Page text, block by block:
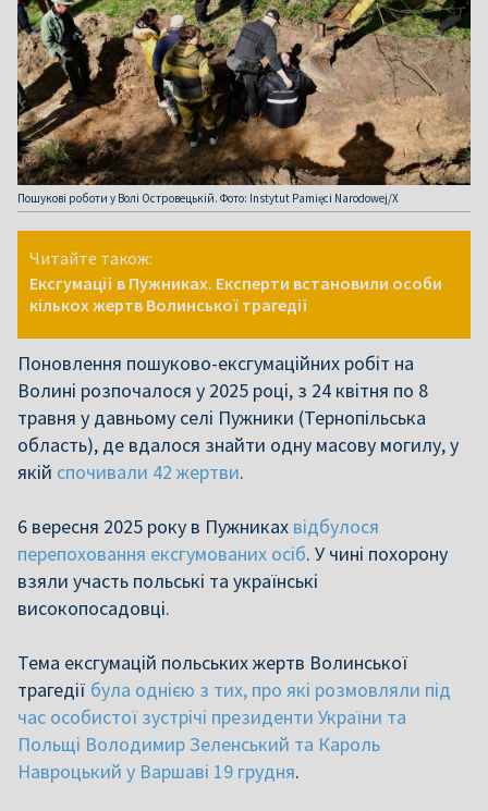
Пошукові роботи у Волі Островецькій. Фото: Instytut Pamięci Narodowej/X
Читайте також:
Ексгумації в Пужниках. Експерти встановили особи
кількох жертв Волинської трагедії
Поновлення пошуково-ексгумаційних робіт на
Волині розпочалося у 2025 році, з 24 квітня по 8
травня у давньому селі Пужники (Тернопільська
область), де вдалося знайти одну масову могилу, у
якій спочивали 42 жертви.
6 вересня 2025 року в Пужниках відбулося
перепоховання ексгумованих осіб. У чині похорону
взяли участь польські та українські
високопосадовці.
Тема ексгумацій польських жертв Волинської
трагедії була однією з тих, про які розмовляли під
час особистої зустрічі президенти України та
Польщі Володимир Зеленський та Кароль
Навроцький у Варшаві 19 грудня.